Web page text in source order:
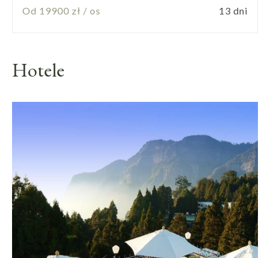
Od 19900 zł / os 13 dni
Hotele